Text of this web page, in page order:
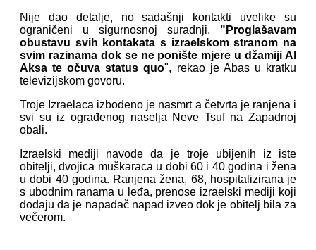
Nije dao detalje, no sadašnji kontakti uvelike su
ograničeni u sigurnosnoj suradnji. "Proglašavam
obustavu svih kontakata s izraelskom stranom na
svim razinama dok se ne ponište mjere u džamiji Al
Aksa te očuva status quo", rekao je Abas u kratku
televizijskom govoru.
Troje Izraelaca izbodeno je nasmrt a četvrta je ranjena i
svi su iz ograđenog naselja Neve Tsuf na Zapadnoj
obali.
Izraelski mediji navode da je troje ubijenih iz iste
obitelji, dvojica muškaraca u dobi 60 i 40 godina i žena
u dobi 40 godina. Ranjena žena, 68, hospitalizirana je
s ubodnim ranama u leđa, prenose izraelski mediji koji
dodaju da je napadač napad izveo dok je obitelj bila za
večerom.